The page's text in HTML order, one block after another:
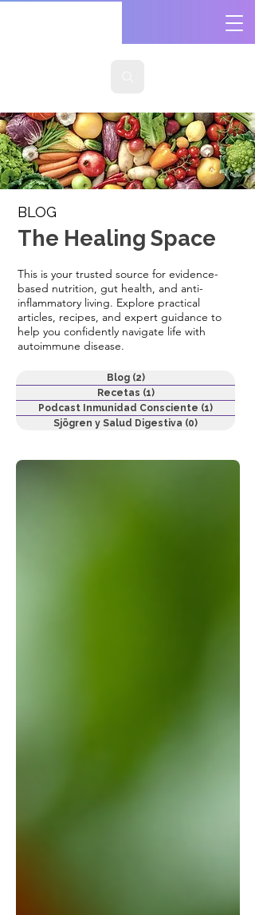
BLOG
The Healing Space
This is your trusted source for evidence-
based nutrition, gut health, and anti-
inflammatory living. Explore practical
articles, recipes, and expert guidance to
help you confidently navigate life with
autoimmune disease.
Blog (2)2 entradas
Recetas (1)1 entrada
Podcast Inmunidad Consciente (1)
Sjögren y Salud Digestiva (0)